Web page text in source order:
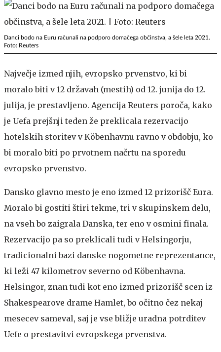
Danci bodo na Euru računali na podporo domačega občinstva, a šele leta 2021.
Foto: Reuters
Največje izmed njih, evropsko prvenstvo, ki bi
moralo biti v 12 državah (mestih) od 12. junija do 12.
julija, je prestavljeno. Agencija Reuters poroča, kako
je Uefa prejšnji teden že preklicala rezervacijo
hotelskih storitev v Köbenhavnu ravno v obdobju, ko
bi moralo biti po prvotnem načrtu na sporedu
evropsko prvenstvo.
Dansko glavno mesto je eno izmed 12 prizorišč Eura.
Moralo bi gostiti štiri tekme, tri v skupinskem delu,
na vseh bo zaigrala Danska, ter eno v osmini finala.
Rezervacijo pa so preklicali tudi v Helsingorju,
tradicionalni bazi danske nogometne reprezentance,
ki leži 47 kilometrov severno od Köbenhavna.
Helsingor, znan tudi kot eno izmed prizorišč scen iz
Shakespearove drame Hamlet, bo očitno čez nekaj
mesecev sameval, saj je vse bližje uradna potrditev
Uefe o prestavitvi evropskega prvenstva.